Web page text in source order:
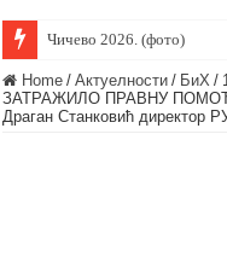
Чичево 2026. (фото)
Home / Актуелности / БиХ /
ЗАТРАЖИЛО ПРАВНУ ПОМОЋ
Драган Станковић директор